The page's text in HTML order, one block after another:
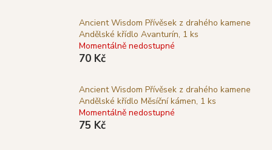
Ancient Wisdom Přívěsek z drahého kamene
Andělské křídlo Avanturín, 1 ks
Momentálně nedostupné
70 Kč
Ancient Wisdom Přívěsek z drahého kamene
Andělské křídlo Měsíční kámen, 1 ks
Momentálně nedostupné
75 Kč
HLEDAT